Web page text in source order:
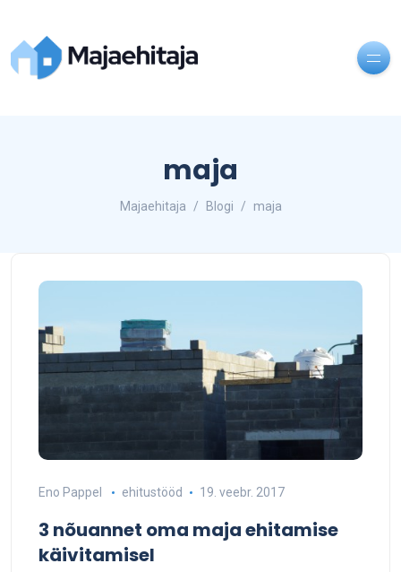
maja
Majaehitaja Blogi maja
Eno Pappel ehitustööd 19. veebr. 2017
3 nõuannet oma maja ehitamise
käivitamisel